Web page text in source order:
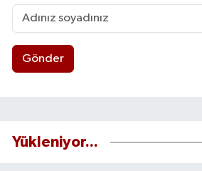
Gönder
Yükleniyor...